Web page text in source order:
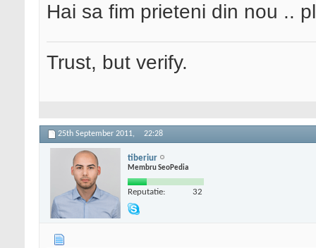
Hai sa fim prieteni din nou ..
Trust, but verify.
25th September 2011, 22:28
tiberiur
Membru SeoPedia
Reputatie: 32